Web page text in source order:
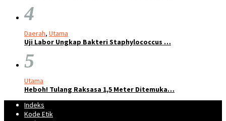
4
Daerah, Utama
Uji Labor Ungkap Bakteri Staphylococcus …
5
Utama
Heboh! Tulang Raksasa 1,5 Meter Ditemuka…
Indeks
Kode Etik